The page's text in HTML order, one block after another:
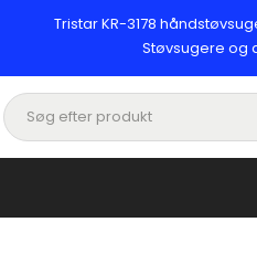
Tristar KR-3178
Støvsugere og